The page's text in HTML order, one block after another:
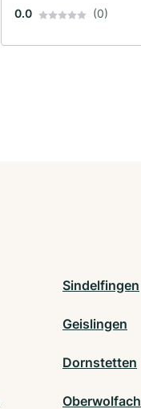
0.0 (0)
Sindelfingen
Geislingen
Dornstetten
Oberwolfach